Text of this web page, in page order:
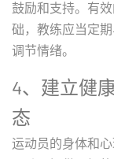
鼓励和支持。有
础，教练应当定
调节情绪。
4、建立健
态
运动员的身体和